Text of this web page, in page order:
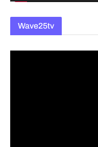
Wave25tv